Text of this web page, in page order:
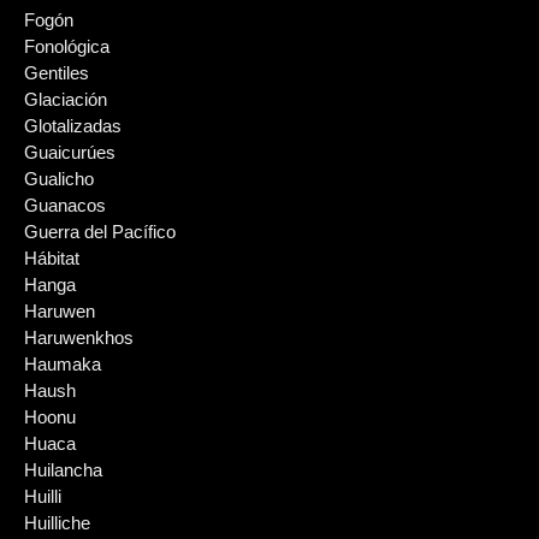
Fogón
Fonológica
Gentiles
Glaciación
Glotalizadas
Guaicurúes
Gualicho
Guanacos
Guerra del Pacífico
Hábitat
Hanga
Haruwen
Haruwenkhos
Haumaka
Haush
Hoonu
Huaca
Huilancha
Huilli
Huilliche